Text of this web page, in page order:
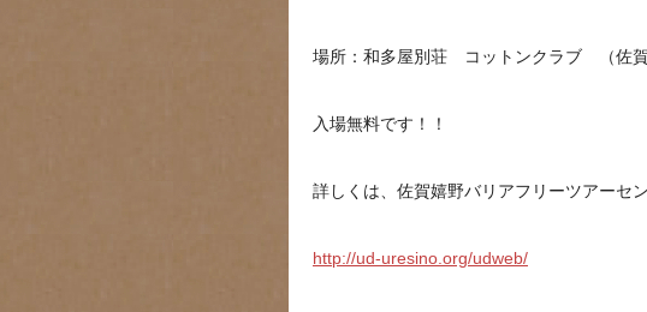
場所：和多屋別荘 コットンクラブ （佐賀
入場無料です！！
詳しくは、佐賀嬉野バリアフリーツアーセ
http://ud-uresino.org/udweb/